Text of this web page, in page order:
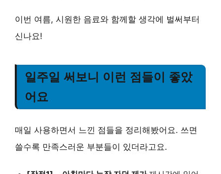
이번 여름, 시원한 음료와 함께할 생각에 벌써부터
신나요!
일주일 써보니 이런 점들이 좋았
어요
매일 사용하면서 느낀 점들을 정리해봤어요. 쓰면
쓸수록 만족스러운 부분들이 있더라고요.